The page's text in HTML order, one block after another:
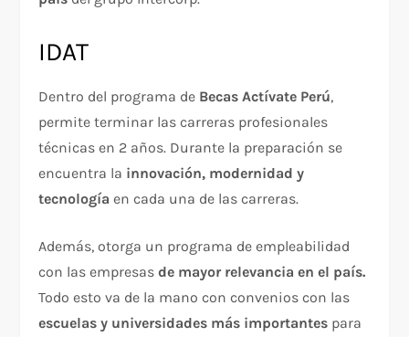
IDAT
Dentro del programa de Becas Actívate Perú,
permite terminar las carreras profesionales
técnicas en 2 años. Durante la preparación se
encuentra la innovación, modernidad y
tecnología en cada una de las carreras.
Además, otorga un programa de empleabilidad
con las empresasde mayor relevancia en el país.
Todo esto va de la mano con convenios con las
escuelas y universidades más importantes para